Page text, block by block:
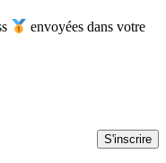
envoyées dans votre